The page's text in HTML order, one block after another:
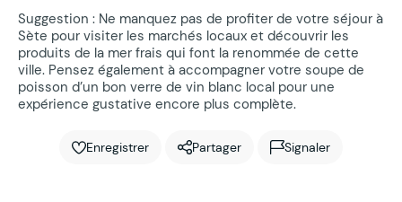
Suggestion : Ne manquez pas de profiter de votre séjour à
Sète pour visiter les marchés locaux et découvrir les
produits de la mer frais qui font la renommée de cette
ville. Pensez également à accompagner votre soupe de
poisson d’un bon verre de vin blanc local pour une
expérience gustative encore plus complète.
Enregistrer Partager Signaler